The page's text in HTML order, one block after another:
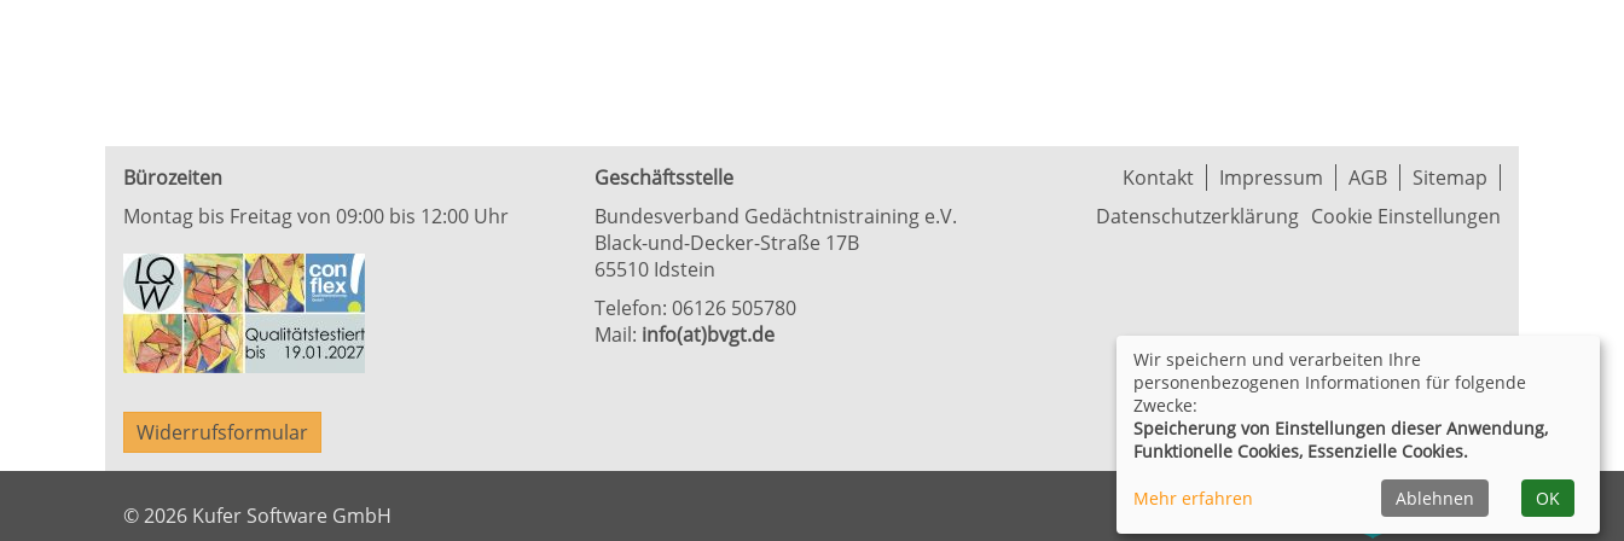
Bürozeiten
Montag bis Freitag von 09:00 bis 12:00 Uhr
Widerrufsformular
Geschäftsstelle
Bundesverband Gedächtnistraining e.V.
Black-und-Decker-Straße 17B
65510 Idstein
Telefon: 06126 505780
Mail: info(at)bvgt.de
Kontakt Impressum AGB
Sitemap
Datenschutzerklärung Cookie Einstellungen
© 2026 Kufer Software GmbH
Wir speichern und verarbeiten Ihre
personenbezogenen Informationen für folgende
Zwecke:
Speicherung von Einstellungen dieser Anwendung,
Funktionelle Cookies, Essenzielle Cookies.
Mehr erfahren Ablehnen OK